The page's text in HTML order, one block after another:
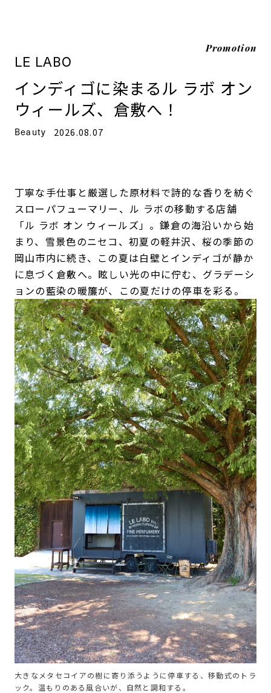
Promotion
LE LABO
インディゴに染まるル ラボ オン
ウィールズ、倉敷へ！
Beauty 2026.08.07
丁寧な手仕事と厳選した原材料で詩的な香りを紡ぐ
スローパフューマリー、ル ラボの移動する店舗
「ル ラボ オン ウィールズ」。鎌倉の海沿いから始
まり、雪景色のニセコ、初夏の軽井沢、桜の季節の
岡山市内に続き、この夏は白壁とインディゴが静か
に息づく倉敷へ。眩しい光の中に佇む、グラデーシ
ョンの藍染の暖簾が、この夏だけの停車を彩る。
大きなメタセコイアの樹に寄り添うように停車する、移動式のトラ
ック。温もりのある風合いが、自然と調和する。